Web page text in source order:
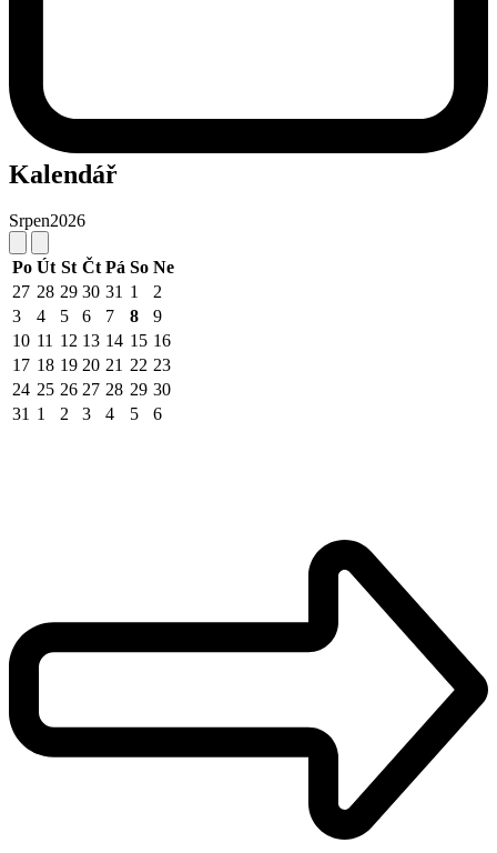
Kalendář
Srpen2026
Po Út St Čt Pá So Ne
27 28 29 30 31 1
2
3
4 5 6 7 8
9
10 11 12 13 14 15 16
17 18 19 20 21 22 23
24 25 26 27 28 29 30
31 1 2 3 4 5 6